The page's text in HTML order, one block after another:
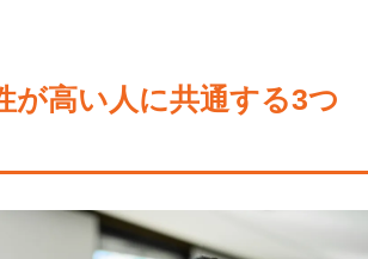
が高い人に共通する3つ